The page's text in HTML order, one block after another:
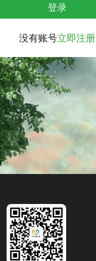
登录
没有账号立即注册